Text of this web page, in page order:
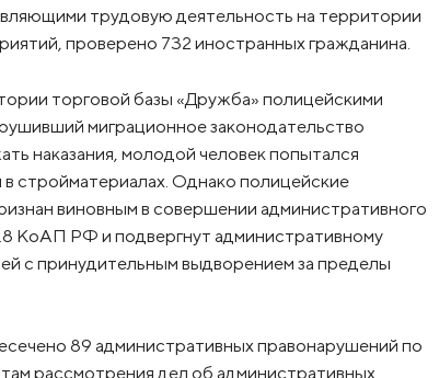
трудовую деятельность на территории
проверено 732 иностранных гражданина.
торговой базы «Дружба» полицейскими
миграционное законодательство
наказания, молодой человек попытался
стройматериалах. Однако полицейские
виновным в совершении административного
КоАП РФ и подвергнут административному
с принудительным выдворением за пределы
89 административных правонарушений по
рассмотрения дел об административных